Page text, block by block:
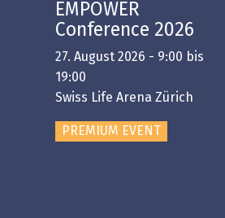
EMPOWER
Conference 2026
27. August 2026 - 9:00 bis
19:00
Swiss Life Arena Zürich
PREMIUM EVENT